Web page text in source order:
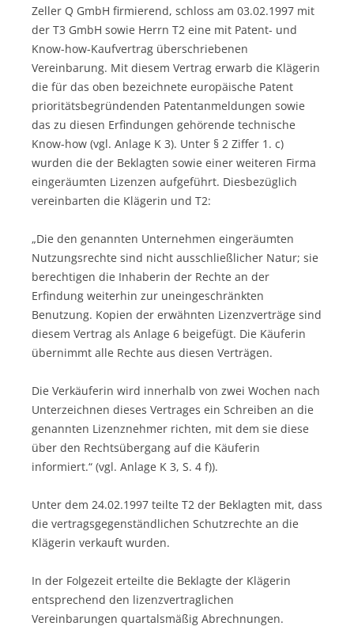
Zeller Q GmbH firmierend, schloss am 03.02.1997 mit
der T3 GmbH sowie Herrn T2 eine mit Patent- und
Know-how-Kaufvertrag überschriebenen
Vereinbarung. Mit diesem Vertrag erwarb die Klägerin
die für das oben bezeichnete europäische Patent
prioritätsbegründenden Patentanmeldungen sowie
das zu diesen Erfindungen gehörende technische
Know-how (vgl. Anlage K 3). Unter § 2 Ziffer 1. c)
wurden die der Beklagten sowie einer weiteren Firma
eingeräumten Lizenzen aufgeführt. Diesbezüglich
vereinbarten die Klägerin und T2:
„Die den genannten Unternehmen eingeräumten
Nutzungsrechte sind nicht ausschließlicher Natur; sie
berechtigen die Inhaberin der Rechte an der
Erfindung weiterhin zur uneingeschränkten
Benutzung. Kopien der erwähnten Lizenzverträge sind
diesem Vertrag als Anlage 6 beigefügt. Die Käuferin
übernimmt alle Rechte aus diesen Verträgen.
Die Verkäuferin wird innerhalb von zwei Wochen nach
Unterzeichnen dieses Vertrages ein Schreiben an die
genannten Lizenznehmer richten, mit dem sie diese
über den Rechtsübergang auf die Käuferin
informiert.“ (vgl. Anlage K 3, S. 4 f)).
Unter dem 24.02.1997 teilte T2 der Beklagten mit, dass
die vertragsgegenständlichen Schutzrechte an die
Klägerin verkauft wurden.
In der Folgezeit erteilte die Beklagte der Klägerin
entsprechend den lizenzvertraglichen
Vereinbarungen quartalsmäßig Abrechnungen.